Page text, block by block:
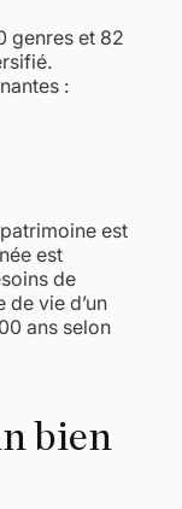
genres et 82
:
est
est
de
de vie d’un
ans selon
bien